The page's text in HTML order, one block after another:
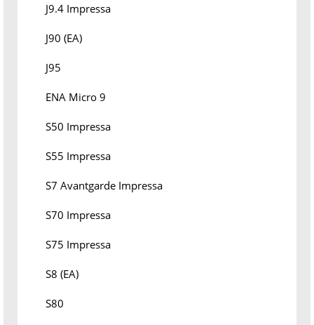
J9.4 Impressa
J90 (EA)
J95
ENA Micro 9
S50 Impressa
S55 Impressa
S7 Avantgarde Impressa
S70 Impressa
S75 Impressa
S8 (EA)
S80